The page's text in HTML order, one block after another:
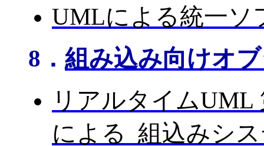
UMLによる統一ソ
8． 組み込み向けオ
リアルタイム
による 組込みシ